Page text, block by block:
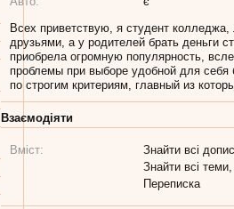
Всех приветствую, я студент
друзьями, а у родителей брать деньги
приобрела огромную популярность,
проблемы при выборе удобной для
по строгим критериям, главный из
Взаємодіяти
Вміст:
Знайти всі
Знайти всі
Переписка